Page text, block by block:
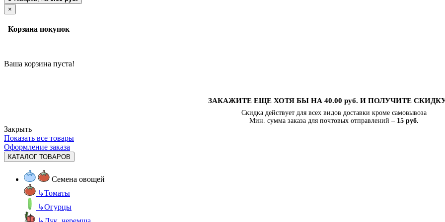
×
Корзина покупок
Ваша корзина пуста!
ЗАКАЖИТЕ ЕЩЕ ХОТЯ БЫ НА 40.00 руб. И ПОЛУЧИТЕ
Скидка действует для всех видов доставки кроме самовывоза
Мин. сумма заказа для почтовых отправлений – 15 руб.
Закрыть
Показать все товары
Оформление заказа
КАТАЛОГ ТОВАРОВ
Семена овощей
↳Томаты
↳Огурцы